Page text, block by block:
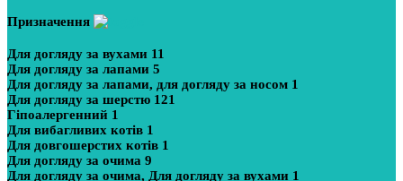
Призначення
Для догляду за вухами 11
Для догляду за лапами 5
Для догляду за лапами, для догляду за носом 1
Для догляду за шерстю 121
Гіпоалергенний 1
Для вибагливих котів 1
Для довгошерстих котів 1
Для догляду за очима 9
Для догляду за очима, Для догляду за вухами 1